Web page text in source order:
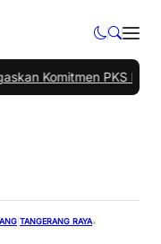
Komitmen PKS
TANGERANG RAYA•